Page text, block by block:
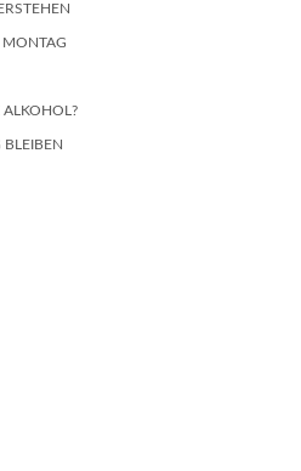
MONTAG
BLEIBEN